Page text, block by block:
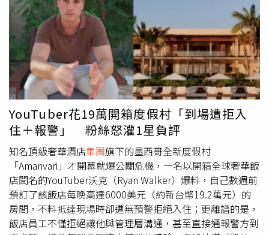
證碼，且歹徒也可能攔截連線資料、竊取登入憑證或工作階
段資訊。「165全民防騙」提醒，即使帳號已開啟雙重驗
證，也不能完全掉以輕心，因此在使用公共Wi-Fi時，請注意
「優先使用自己的行動網路，不與陌生人共用網路」、「連
線前確認正確的Wi-Fi名稱」、「避免處理敏感資料、操作金
流或重要帳號，不要登入網銀、不開信箱、不輸入信用
卡」、「使用可信賴的VPN增加連線防護」、「確認網址與
HTTPS」、「使用完畢後中斷連線」。
YouTuber花19萬開箱度假村「到場遭拒入
住＋報警」 粉絲怒灌1星負評
知名頂級奢華酒店集團旗下的墨西哥全新度假村
「Amanvari」才開幕就爆公關危機，一名以開箱全球奢華飯
店聞名的YouTuber沃克（Ryan Walker）爆料，自己數週前
預訂了該飯店每晚高達6000美元（約新台幣19.2萬元）的
房間，不料抵達現場時卻遭無預警拒絕入住；更離譜的是，
飯店員工不僅拒絕讓他與管理層溝通，甚至直接通報警方到